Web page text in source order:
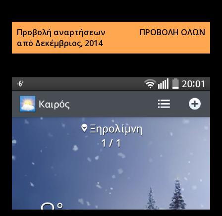
Προβολή αναρτήσεων
από Δεκέμβριος, 2014
ΠΡΟΒΟΛΉ ΌΛΩΝ